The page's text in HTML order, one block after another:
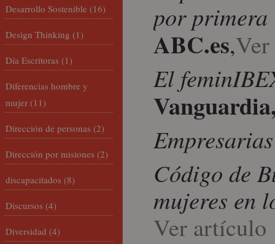
por primera
ABC.es,
El
Código de
mujeres en
Ver artículo
Desarrollo Sostenible (16)
Design Thinking (1)
Día Escritoras (1)
Diferencias hombre y
mujer (11)
Dirección de personas (2)
Dirección por misiones (2)
discapacitados (8)
Discursos (4)
Diversidad (4)